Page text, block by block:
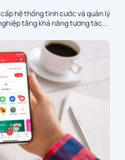
hệ thống tính cước và quản lý
tăng khả năng tương tác...